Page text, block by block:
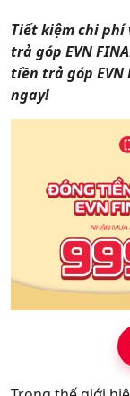
Khuyến mãi
Tiết kiệm chi phí
trả góp EVN
tiền trả góp EVN
ngay!